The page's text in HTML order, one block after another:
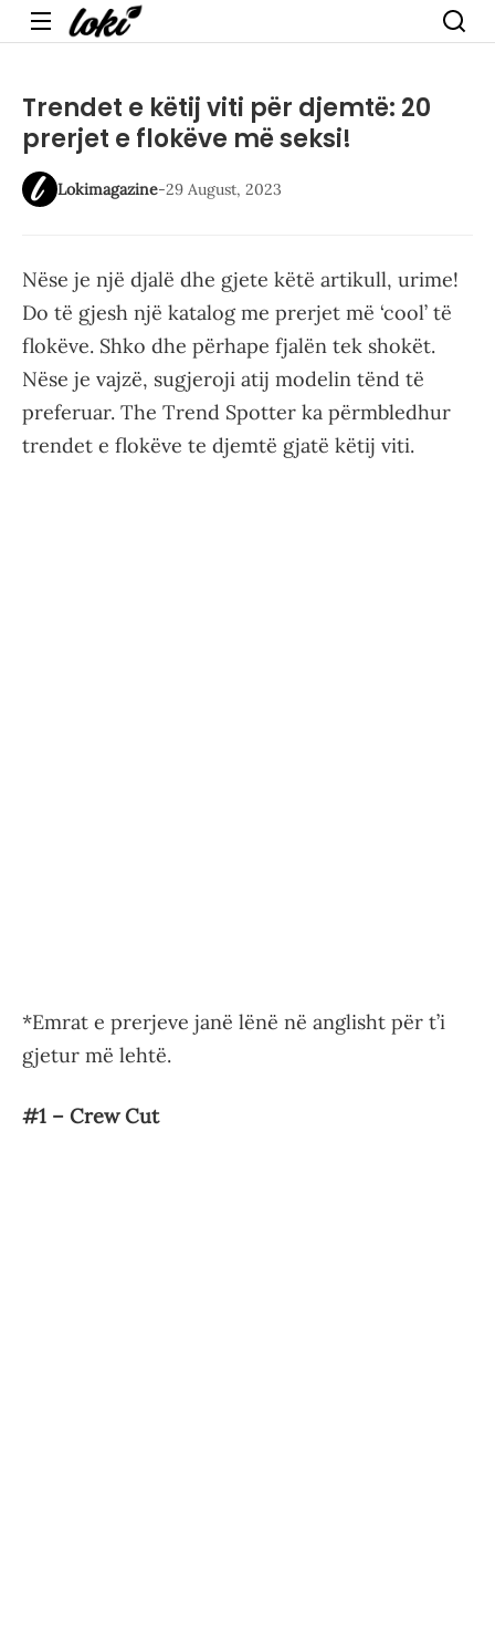
Menu
Trendet e këtij viti për djemtë: 20
prerjet e flokëve më seksi!
Lokimagazine-29 August, 2023
Nëse je një djalë dhe gjete këtë artikull, urime!
Do të gjesh një katalog me prerjet më ‘cool’ të
flokëve. Shko dhe përhape fjalën tek shokët.
Nëse je vajzë, sugjeroji atij modelin tënd të
preferuar. The Trend Spotter ka përmbledhur
trendet e flokëve te djemtë gjatë këtij viti.
*Emrat e prerjeve janë lënë në anglisht për t’i
gjetur më lehtë.
#1 – Crew Cut